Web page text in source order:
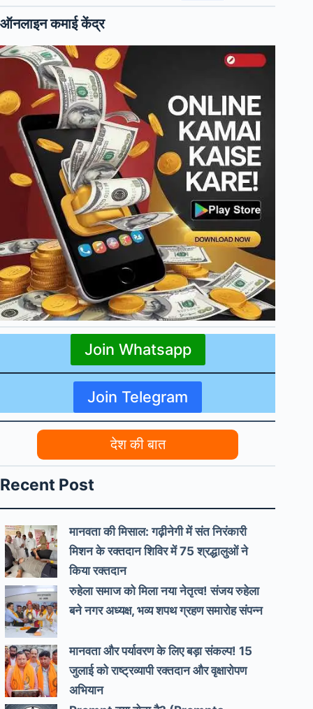
ऑनलाइन कमाई केंद्र
Join Whatsapp
Join Telegram
देश की बात
Recent Post
मानवता की मिसाल: गढ़ीनेगी में संत निरंकारी
मिशन के रक्तदान शिविर में 75 श्रद्धालुओं ने
किया रक्तदान
रुहेला समाज को मिला नया नेतृत्व! संजय रुहेला
बने नगर अध्यक्ष, भव्य शपथ ग्रहण समारोह संपन्न
मानवता और पर्यावरण के लिए बड़ा संकल्प! 15
जुलाई को राष्ट्रव्यापी रक्तदान और वृक्षारोपण
अभियान